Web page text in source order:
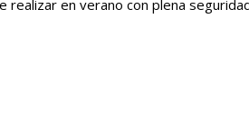
realizar en verano con plena